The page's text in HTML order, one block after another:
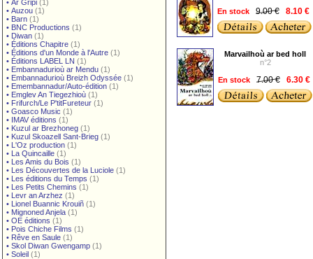
• Ar Gripi (1)
• Auzou (1)
• Barn (1)
• BNC Productions (1)
• Diwan (1)
• Éditions Chapitre (1)
• Éditions d'un Monde à l'Autre (1)
• Éditions LABEL LN (1)
• Embannadurioù ar Mendu (1)
• Embannadurioù Breizh Odyssée (1)
• Emembannadur/Auto-édition (1)
• Emglev An Tiegezhioù (1)
• Frifurch/Le P'titFureteur (1)
• Goasco Music (1)
• IMAV éditions (1)
• Kuzul ar Brezhoneg (1)
• Kuzul Skoazell Sant-Brieg (1)
• L'Oz production (1)
• La Quincaille (1)
• Les Amis du Bois (1)
• Les Découvertes de la Luciole (1)
• Les éditions du Temps (1)
• Les Petits Chemins (1)
• Levr an Arzhez (1)
• Lionel Buannic Krouiñ (1)
• Mignoned Anjela (1)
• OE éditions (1)
• Pois Chiche Films (1)
• Rêve en Saule (1)
• Skol Diwan Gwengamp (1)
• Soleil (1)
En stock 9.00 € 8.10 €
Marvailhoù ar bed holl
n°2
En stock 7.00 € 6.30 €